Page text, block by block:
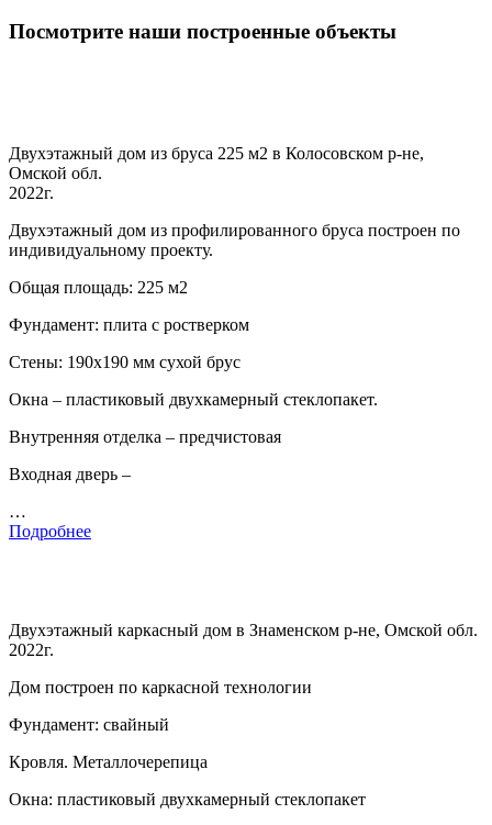
Посмотрите наши построенные объекты
Двухэтажный дом из бруса 225 м2 в Колосовском р-не,
Омской обл.
2022г.
Двухэтажный дом из профилированного бруса построен по
индивидуальному проекту.
Общая площадь: 225 м2
Фундамент: плита с ростверком
Стены: 190х190 мм сухой брус
Окна – пластиковый двухкамерный стеклопакет.
Внутренняя отделка – предчистовая
Входная дверь –
…
Подробнее
Двухэтажный каркасный дом в Знаменском р-не, Омской обл.
2022г.
Дом построен по каркасной технологии
Фундамент: свайный
Кровля. Металлочерепица
Окна: пластиковый двухкамерный стеклопакет